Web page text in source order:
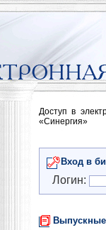
Доступ в
«Синергия»
Вход в
Логин: